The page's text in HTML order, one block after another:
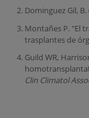
Dominguez Gil,
Montañes P. "El
trasplantes de
Guild WR,
Clin Climatol